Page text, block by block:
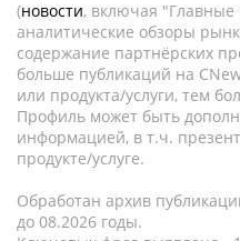
(новости, включая "Главные
аналитические обзоры
содержание партнёрских
больше публикаций на
или продукта/услуги, тем
Профиль может быть
информацией, в т.ч.
продукте/услуге.
Обработан архив
до 08.2026 годы.